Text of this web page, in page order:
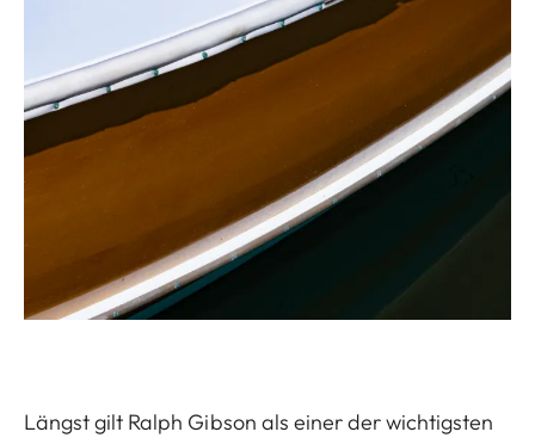
Längst gilt Ralph Gibson als einer der wichtigsten